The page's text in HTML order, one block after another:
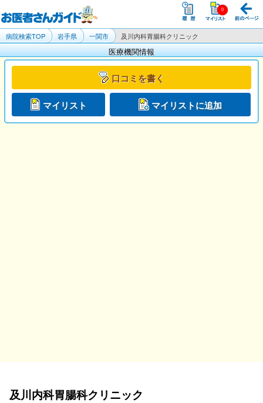
病院検索TOP 岩手県 一関市 及川内科胃腸科クリニック
医療機関情報
口コミを書く
マイリスト マイリストに追加
及川内科胃腸科クリニック